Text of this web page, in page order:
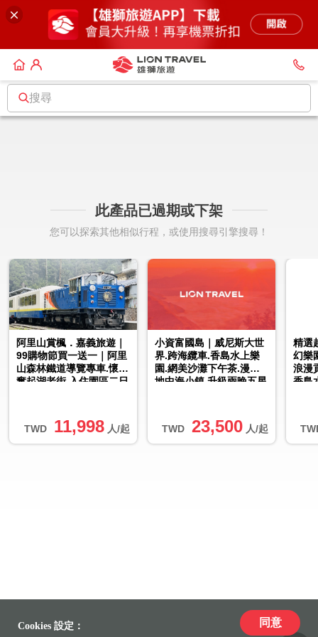
搜尋
此產品已過期或下架
您可以探索其他相似行程，或使用搜尋引擎搜尋！
TWD 11,998 人/起
阿里山賞楓．嘉義旅遊｜
99購物節買一送一｜阿里
山森林鐵道導覽專車.懷舊
奮起湖老街.入住園區二日
TWD 23,500 人/起
小資富國島｜威尼斯大世
界.跨海纜車.香島水上樂
園.網美沙灘下午茶.漫遊
地中海小鎮.升級兩晚五星
精選
幻樂
浪漫
香島
Cookies 設定： 同意